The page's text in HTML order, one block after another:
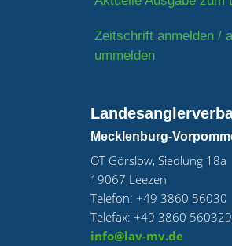
Zeitschrift anmelden /
ummelden
Mecklenburg-
OT Görslow, Siedlung 18a
19067 Leezen
Telefon: +49 3860 56030
Telefax: +49 3860 560329
info@lav-mv.de